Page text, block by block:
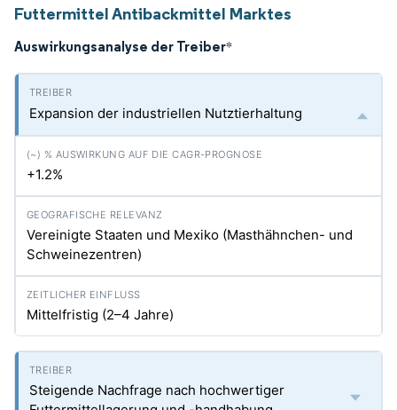
Futtermittel Antibackmittel Marktes
Auswirkungsanalyse der Treiber*
Expansion der industriellen Nutztierhaltung
+1.2%
Vereinigte Staaten und Mexiko (Masthähnchen- und
Schweinezentren)
Mittelfristig (2–4 Jahre)
Steigende Nachfrage nach hochwertiger